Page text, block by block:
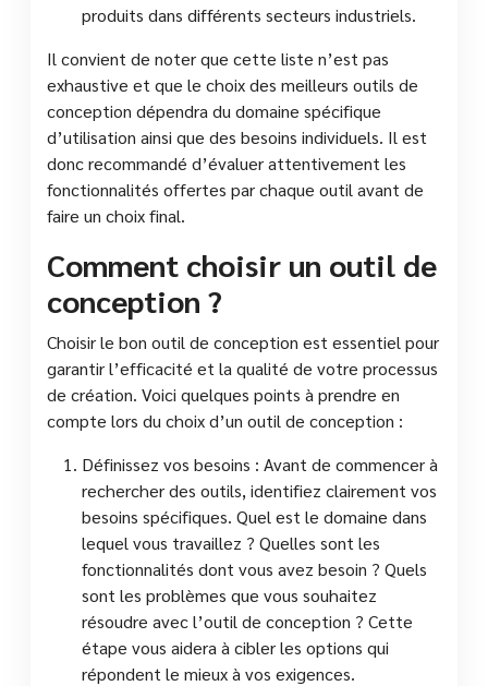
produits dans différents secteurs industriels.
Il convient de noter que cette liste n’est pas
exhaustive et que le choix des meilleurs outils de
conception dépendra du domaine spécifique
d’utilisation ainsi que des besoins individuels. Il est
donc recommandé d’évaluer attentivement les
fonctionnalités offertes par chaque outil avant de
faire un choix final.
Comment choisir un outil de
conception ?
Choisir le bon outil de conception est essentiel pour
garantir l’efficacité et la qualité de votre processus
de création. Voici quelques points à prendre en
compte lors du choix d’un outil de conception :
Définissez vos besoins : Avant de commencer à
rechercher des outils, identifiez clairement vos
besoins spécifiques. Quel est le domaine dans
lequel vous travaillez ? Quelles sont les
fonctionnalités dont vous avez besoin ? Quels
sont les problèmes que vous souhaitez
résoudre avec l’outil de conception ? Cette
étape vous aidera à cibler les options qui
répondent le mieux à vos exigences.